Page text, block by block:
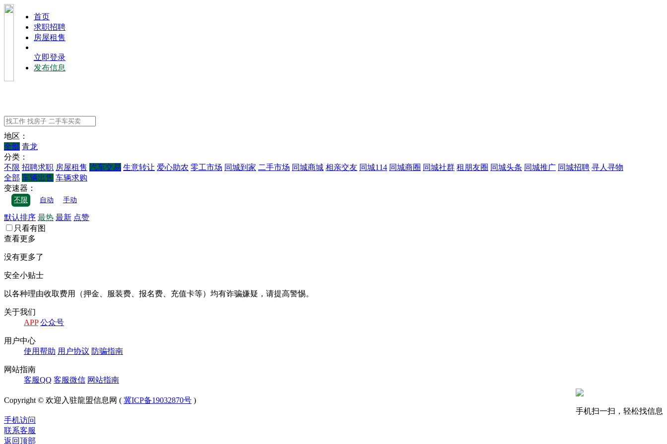
⾸⻚
求职招聘
房屋租售
立即登录
发布信息
地区：
全部 青龙
分类：
不限 招聘求职 房屋租售 汽车交易 生意转让 爱心助农 零工市场 同城到家 二手市场 同城商城 相亲交友 同城114 同城商圈 同城社群 租朋友圈 同城头条 同城推广 同城招聘 寻人寻物
全部 车辆出售 车辆求购
变速器：
不限 自动 手动
默认排序 最热 最新 点赞
只看有图
查看更多
没有更多了
安全小贴士
以各种理由收取费⽤（押⾦、服装费、报名费、充值卡等）均有诈骗嫌疑，请提⾼警惕。
关于我们
APP 公众号
⽤户中⼼
使⽤帮助 ⽤户协议 防骗指南
⽹站指南
客服QQ 客服微信 ⽹站指南
手机扫一扫，轻松找信息
Copyright © 欢迎入驻龍盟信息网 ( 冀ICP备19032870号 )
手机访问
联系客服
返回顶部